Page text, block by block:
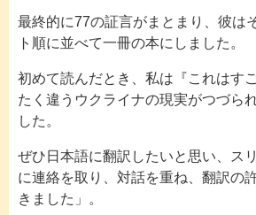
最終的に77の証言がまとまり、彼は
ト順に並べて一冊の本にしました。
初めて読んだとき、私は『これはす
たく違うウクライナの現実がつづら
した。
ぜひ日本語に翻訳したいと思い、ス
に連絡を取り、対話を重ね、翻訳の
きました」。